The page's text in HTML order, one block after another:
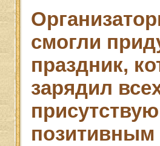
смогли
праздник,
зарядил
позитивным